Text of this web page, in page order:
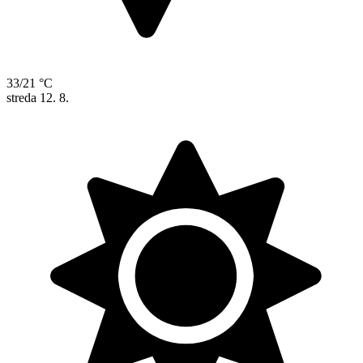
33/21 °C
streda 12. 8.